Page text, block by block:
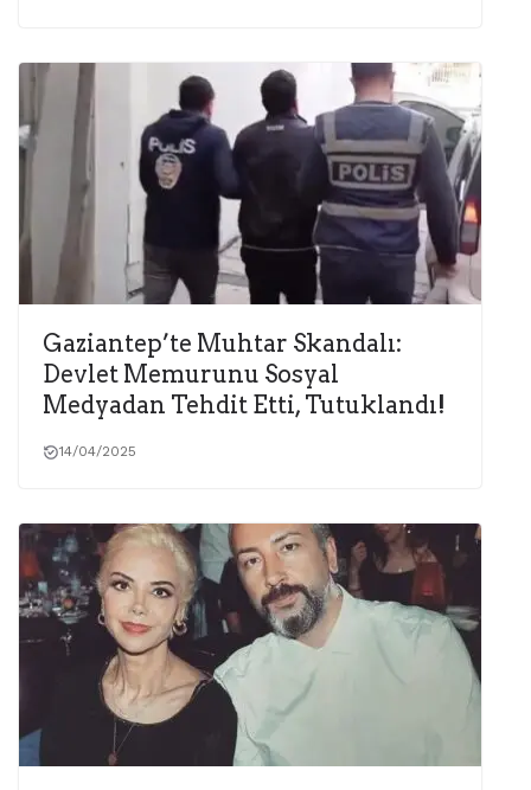
Gaziantep’te Muhtar Skandalı:
Devlet Memurunu Sosyal
Medyadan Tehdit Etti, Tutuklandı!
14/04/2025